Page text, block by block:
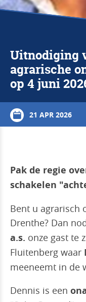
Uitnodiging
agrarische
op 4 juni
21 APR 2026
Pak de regie
schakelen
Bent u agrarisch
Drenthe? Dan
a.s. onze gast te
Fluitenberg waar
meeneemt in de
Dennis is een